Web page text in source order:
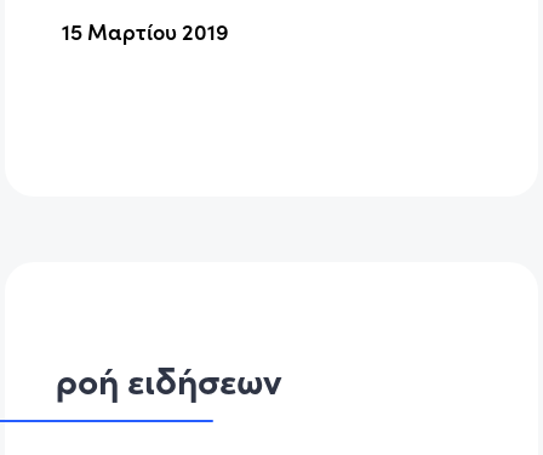
15 Μαρτίου 2019
ροή ειδήσεων